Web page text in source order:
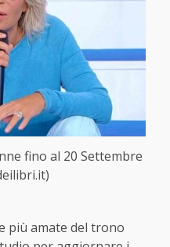
fino al 20 Settembre
più amate del trono